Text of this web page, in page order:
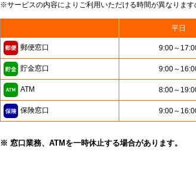
※サービスの内容によりご利用いただける時間が異なりま
平日
郵便窓口 9:00～
貯金窓口 9:00～
ATM 8:00～
保険窓口 9:00～
※ 窓口業務、ATMを一時休止する場合があります。